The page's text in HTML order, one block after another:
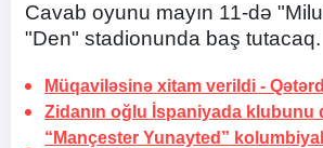
Cavab oyunu mayın 11-də
"Den" stadionunda baş tutacaq.
Müqaviləsinə xitam verildi -
Zidanın oğlu İspaniyada klubunu
“Mançester Yunayted”